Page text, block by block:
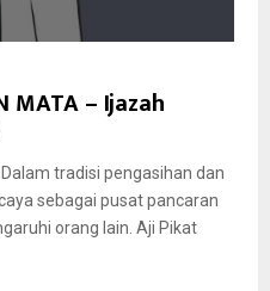
MATA – Ijazah
tradisi pengasihan dan
sebagai pusat pancaran
orang lain. Aji Pikat